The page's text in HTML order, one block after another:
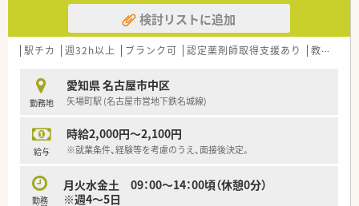
検討リストに追加
駅チカ 週32h以上 ブランク可 認定薬剤師取得支援あり 教育制度あり
勤務地
愛知県 名古屋市中区
矢場町駅 (名古屋市営地下鉄名城線)
給与
時給2,000円～2,100円
※就業条件、経験等を考慮のうえ、面接後決定。
勤務
月火水金土 09：00～14：00頃（休憩0分）
※週4～5日